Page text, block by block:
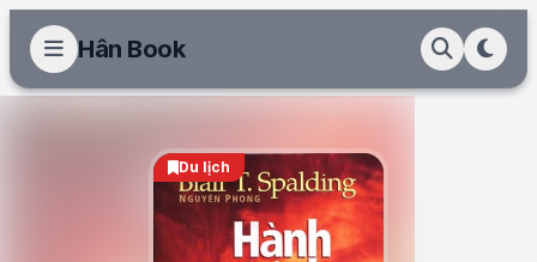
Hân Book
Du lịch